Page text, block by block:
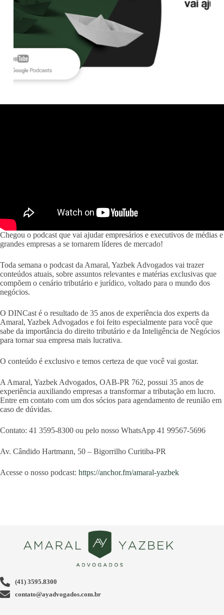
Chegou o podcast que vai ajudar empresários e executivos de médias e
grandes empresas a se tornarem líderes de mercado!
Toda semana o podcast da Amaral, Yazbek Advogados vai trazer
conteúdos atuais, sobre assuntos relevantes e matérias exclusivas que
compõem o cenário tributário e jurídico, voltado para o mundo dos
negócios.
O DINCast é o resultado de 35 anos de experiência dos experts da
Amaral, Yazbek Advogados e foi feito especialmente para você que
sabe da importância do direito tributário e da Inteligência de Negócios
para tornar sua empresa mais lucrativa.
O conteúdo é exclusivo e temos certeza de que você vai gostar.
A Amaral, Yazbek Advogados, OAB-PR 762, possui 35 anos de
experiência auxiliando empresas a transformar a tributação em lucro.
Entre em contato com um dos sócios para agendamento de reunião em
caso de dúvidas.
Contato: 41 3595-8300 ou pelo nosso WhatsApp 41 99567-5696
Av. Cândido Hartmann, 50 – Bigorrilho Curitiba-PR
Acesse o nosso podcast: https://anchor.fm/amaral-yazbek
(41) 3595.8300
contato@ayadvogados.com.br